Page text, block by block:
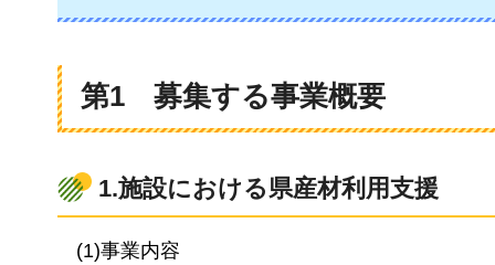
第1 募集する事業概要
1.施設における県産材利用支援
(1)事業内容